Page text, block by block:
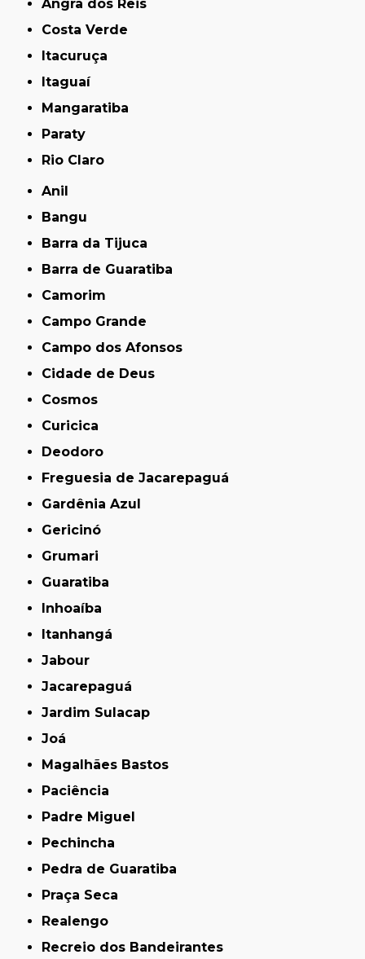
Angra dos Reis
Costa Verde
Itacuruça
Itaguaí
Mangaratiba
Paraty
Rio Claro
Anil
Bangu
Barra da Tijuca
Barra de Guaratiba
Camorim
Campo Grande
Campo dos Afonsos
Cidade de Deus
Cosmos
Curicica
Deodoro
Freguesia de Jacarepaguá
Gardênia Azul
Gericinó
Grumari
Guaratiba
Inhoaíba
Itanhangá
Jabour
Jacarepaguá
Jardim Sulacap
Joá
Magalhães Bastos
Paciência
Padre Miguel
Pechincha
Pedra de Guaratiba
Praça Seca
Realengo
Recreio dos Bandeirantes